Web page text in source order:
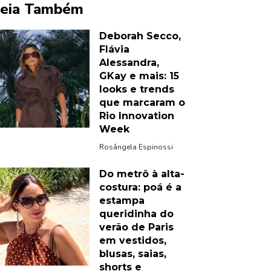
Também
Deborah Secco,
Flávia
Alessandra,
GKay e mais: 15
looks e trends
que marcaram o
Rio Innovation
Week
Rosângela Espinossi
Do metrô à alta-
costura: poá é a
estampa
queridinha do
verão de Paris
em vestidos,
blusas, saias,
shorts e